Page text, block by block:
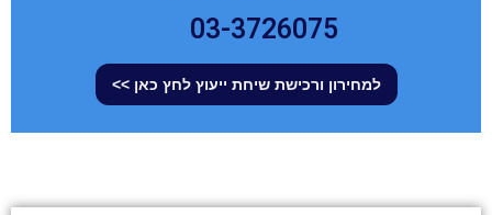
03-3726075
למחירון ורכישת שיחת ייעוץ לחץ כאן >>